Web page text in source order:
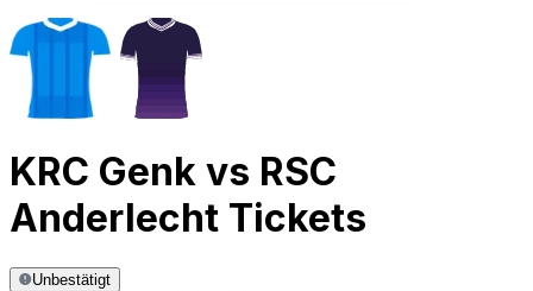
KRC Genk vs RSC
Anderlecht Tickets
Unbestätigt